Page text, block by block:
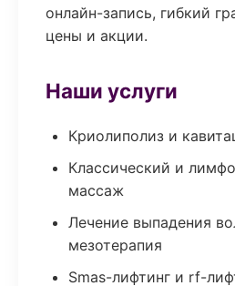
онлайн-запись, гибкий
цены и акции.
Наши услуги
Криолиполиз и
Классический и
массаж
Лечение выпадения
мезотерапия
Smas-лифтинг и rf-